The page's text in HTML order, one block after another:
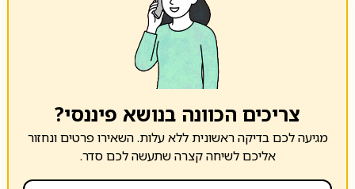
צריכים הכוונה בנושא פיננסי?
מגיעה לכם בדיקה ראשונית ללא עלות. השאירו פרטים ונחזור
אליכם לשיחה קצרה שתעשה לכם סדר.